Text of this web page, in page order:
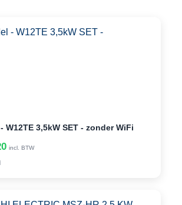
W12TE 3,5kW SET - zonder WiFi
incl. BTW